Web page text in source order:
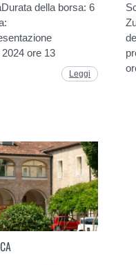
della borsa: 6
ore 13
Leggi